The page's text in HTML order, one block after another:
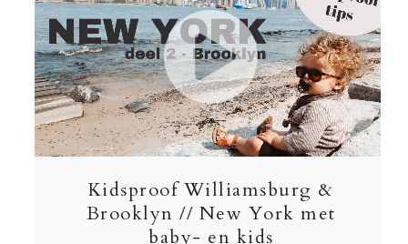
Kidsproof Williamsburg &
Brooklyn // New York met
baby- en kids